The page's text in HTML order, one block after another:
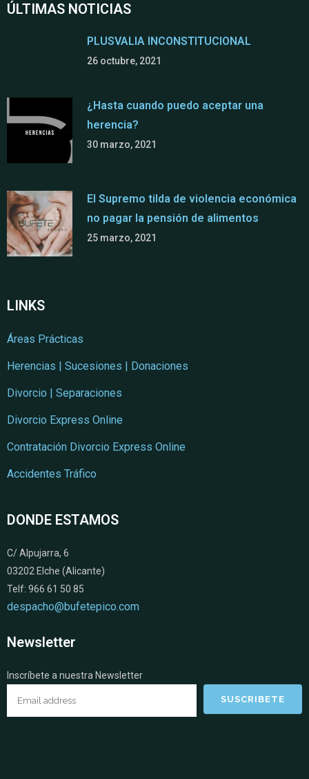
ÚLTIMAS NOTICIAS
PLUSVALIA INCONSTITUCIONAL
26 octubre, 2021
¿Hasta cuando puedo aceptar una
herencia?
30 marzo, 2021
El Supremo tilda de violencia económica
no pagar la pensión de alimentos
25 marzo, 2021
LINKS
Áreas Prácticas
Herencias | Sucesiones | Donaciones
Divorcio | Separaciones
Divorcio Express Online
Contratación Divorcio Express Online
Accidentes Tráfico
DONDE ESTAMOS
C/ Alpujarra, 6
03202 Elche (Alicante)
Telf: 966 61 50 85
despacho@bufetepico.com
Newsletter
Inscríbete a nuestra Newsletter